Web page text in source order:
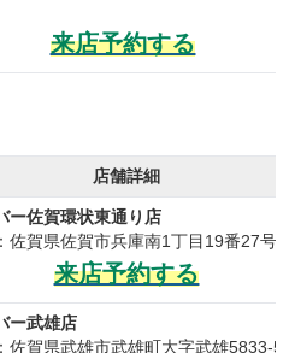
来店予約する
店舗詳細
ー佐賀環状東通り店
佐賀県佐賀市兵庫南1丁目19番27号
来店予約する
ー武雄店
佐賀県武雄市武雄町大字武雄5833-5